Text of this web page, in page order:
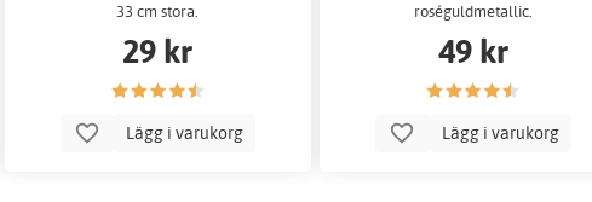
33 cm stora.
29 kr
Lägg i varukorg
roséguldmetallic.
49 kr
Lägg i varukorg